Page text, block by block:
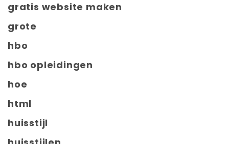
gratis website maken
grote
hbo
hbo opleidingen
hoe
html
huisstijl